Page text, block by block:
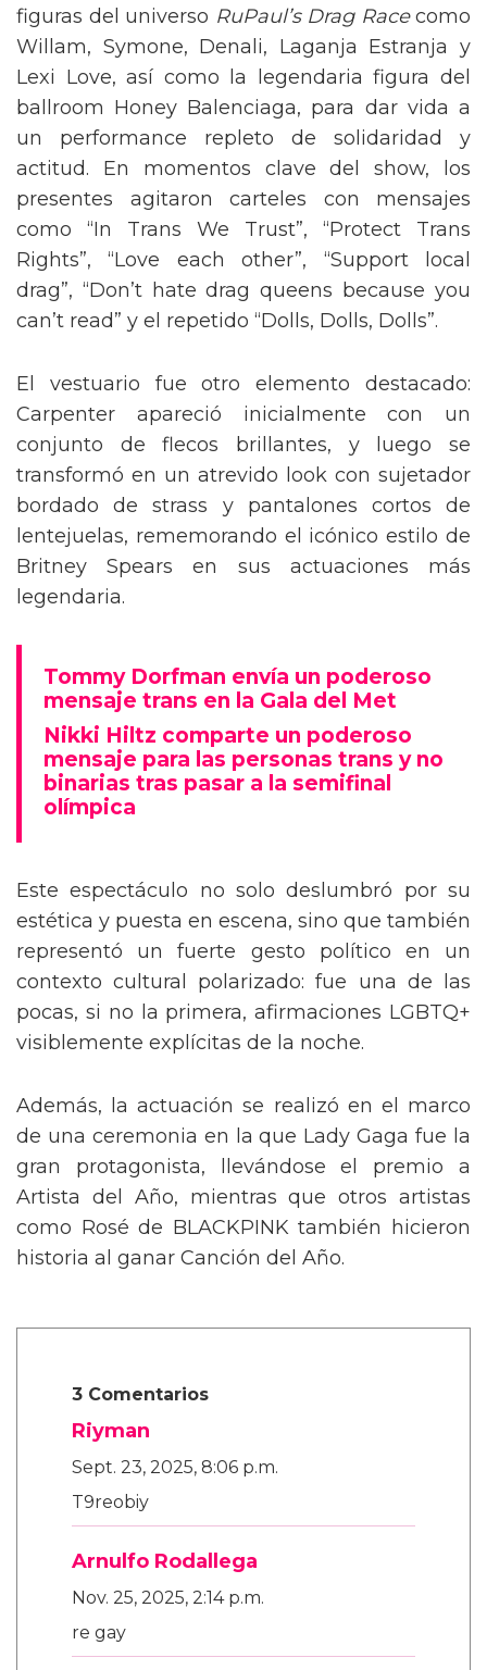
figuras del universo RuPaul’s Drag Racecomo
Willam, Symone, Denali, Laganja Estranja y
Lexi Love, así como la legendaria figura del
ballroom Honey Balenciaga, para dar vida a
un performance repleto de solidaridad y
actitud. En momentos clave del show, los
presentes agitaron carteles con mensajes
como “In Trans We Trust”, “Protect Trans
Rights”, “Love each other”, “Support local
drag”, “Don’t hate drag queens because you
can’t read” y el repetido “Dolls, Dolls, Dolls”.
El vestuario fue otro elemento destacado:
Carpenter apareció inicialmente con un
conjunto de flecos brillantes, y luego se
transformó en un atrevido look con sujetador
bordado de strass y pantalones cortos de
lentejuelas, rememorando el icónico estilo de
Britney Spears en sus actuaciones más
legendaria.
Tommy Dorfman envía un poderoso
mensaje trans en la Gala del Met
Nikki Hiltz comparte un poderoso
mensaje para las personas trans y no
binarias tras pasar a la semifinal
olímpica
Este espectáculo no solo deslumbró por su
estética y puesta en escena, sino que también
representó un fuerte gesto político en un
contexto cultural polarizado: fue una de las
pocas, si no la primera, afirmaciones LGBTQ+
visiblemente explícitas de la noche.
Además, la actuación se realizó en el marco
de una ceremonia en la que Lady Gaga fue la
gran protagonista, llevándose el premio a
Artista del Año, mientras que otros artistas
como Rosé de BLACKPINK también hicieron
historia al ganar Canción del Año.
3 Comentarios
Riyman
Sept. 23, 2025, 8:06 p.m.
T9reobiy
Arnulfo Rodallega
Nov. 25, 2025, 2:14 p.m.
re gay